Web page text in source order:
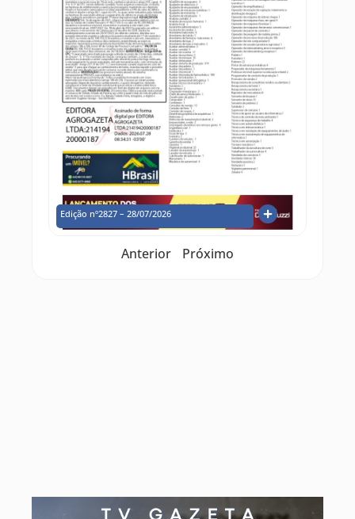
Edição nº2827 – 28/07/2026
Anterior Próximo